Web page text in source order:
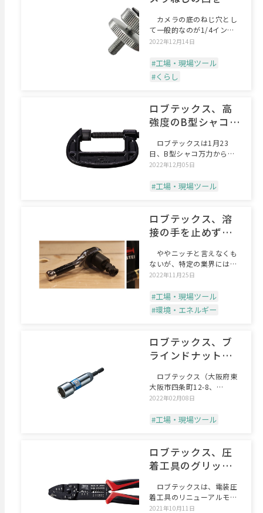
カメラの底のねじ穴とし
て一般的なのが1/4インチ
サイズ。これをミリねじ
2022年12月14日
#工場・現場ツール
#くらし
ロブテックス、高
強度のB型シャコ万
ロブテックスは1月23
日、B型シャコ万力から
「スタンダードタイプ B-
2022年12月05日
#工場・現場ツール
ロブテックス、溶
接の手を止めずに
ややニッチと言えなくも
ないが、特定の業界には間
違いなく深く刺さる工具。
2022年11月25日
#工場・現場ツール
#環境・エネルギー
ロブテックス、ブ
ラインドナットを
付ロブテックス（大阪府東
大阪市四条町12-8、
TEL.072-980-1
2022年02月08日
#工場・現場ツール
ロブテックス、圧
着工具のグリップ
ロブテックスは、電装圧
着工具のリニューアルモデ
ルを10月7日に発売する
2021年10月11日